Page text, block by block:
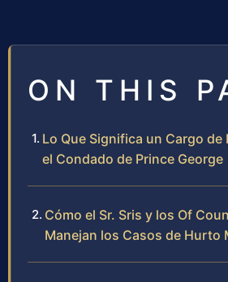
ON THIS
Lo Que Significa un Cargo
el Condado de Prince George
Cómo el Sr. Sris y los Of
Manejan los Casos de Hurto